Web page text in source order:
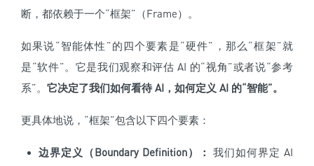
断，都依赖于一个“框架”（Frame）。
如果说“智能体性”的四个要素是“硬件”，那么“框架”就
是“软件”。它是我们观察和评估 AI 的“视角”或者说“参考
系”。 它决定了我们如何看待 AI，如何定义 AI 的“智能”。
更具体地说，“框架”包含以下四个要素：
边界定义（Boundary Definition）：
我们如何界定 AI